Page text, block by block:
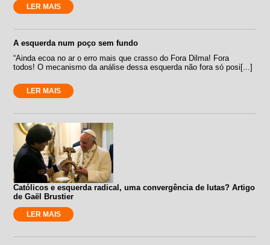
LER MAIS
A esquerda num poço sem fundo
“Ainda ecoa no ar o erro mais que crasso do Fora Dilma! Fora
todos! O mecanismo da análise dessa esquerda não fora só posi[...]
LER MAIS
Católicos e esquerda radical, uma convergência de lutas? Artigo
de Gaël Brustier
LER MAIS